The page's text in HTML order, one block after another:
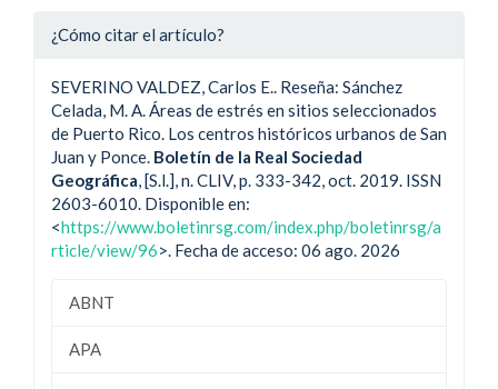
¿Cómo citar el artículo?
SEVERINO VALDEZ, Carlos E.. Reseña: Sánchez
Celada, M. A. Áreas de estrés en sitios seleccionados
de Puerto Rico. Los centros históricos urbanos de San
Juan y Ponce. Boletín de la Real Sociedad
Geográfica, [S.l.], n. CLIV, p. 333-342, oct. 2019. ISSN
2603-6010. Disponible en:
<https://www.boletinrsg.com/index.php/boletinrsg/a
rticle/view/96>. Fecha de acceso: 06 ago. 2026
ABNT
APA